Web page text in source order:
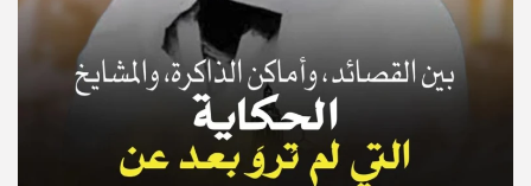
© Copyright 2025, APS